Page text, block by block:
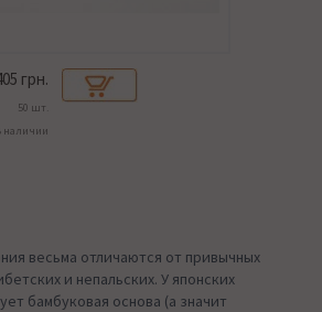
грн.
50 шт.
наличии
весьма отличаются от привычных
и непальских. У японских
бамбуковая основа (а значит